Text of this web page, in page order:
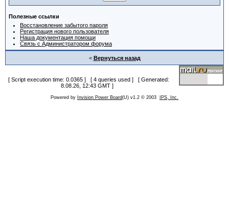
Полезные ссылки
Восстановление забытого пароля
Регистрация нового пользователя
Наша документация помощи
Связь с Администратором форума
< Вернуться назад
[ Script execution time: 0.0365 ] [ 4 queries used ] [ Generated:
8.08.26, 12:43 GMT ]
Powered by Invision Power Board(U) v1.2 © 2003 IPS, Inc.